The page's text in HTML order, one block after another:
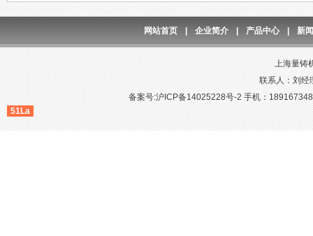
网站首页 企业简介 产品中心 新
上海量铸
联系人：刘经
备案号:沪ICP备14025228号-2手机：
51La